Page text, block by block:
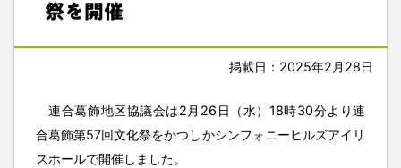
祭を開催
掲載日：2025年2月28日
連合葛飾地区協議会は2月26日（水）18時30分より連
合葛飾第57回文化祭をかつしかシンフォニーヒルズアイリ
スホールで開催しました。